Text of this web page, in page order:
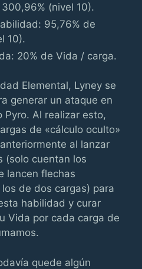
(nivel 10).
95,76% de
10).
20% de Vida / carga.
Elemental, Lyney se
generar un ataque en
Pyro. Al realizar esto,
de «cálculo oculto»
al lanzar
(solo cuentan los
lancen flechas
de dos cargas) para
habilidad y curar
Vida por cada carga de
quede algún